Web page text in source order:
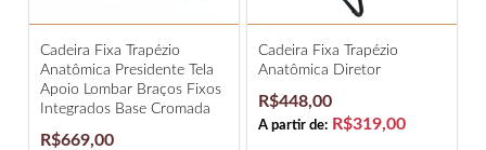
Cadeira Fixa Trapézio
Anatômica Presidente Tela
Apoio Lombar Braços Fixos
Integrados Base Cromada
R$669,00
Cadeira Fixa Trapézio
Anatômica Diretor
R$448,00
A partir de: R$319,00